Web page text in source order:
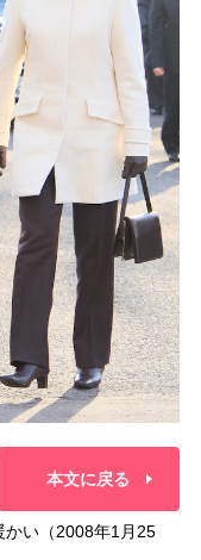
本文に戻る
かい（2008年1月25